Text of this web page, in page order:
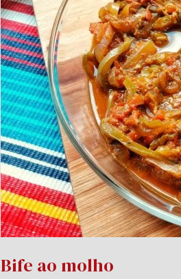
Bife ao molho